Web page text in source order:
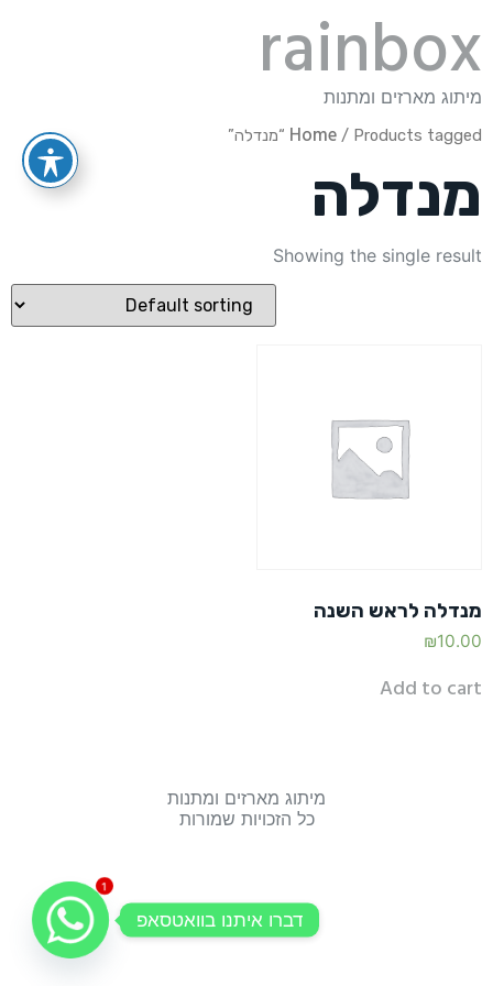
rainbox
מיתוג מארזים ומתנות
Home / Products tagged “מנדלה”
מנדלה
Showing the single result
מנדלה לראש השנה
₪10.00
Add to cart
מיתוג מארזים ומתנות
כל הזכויות שמורות
1
דברו איתנו בוואטסאפ